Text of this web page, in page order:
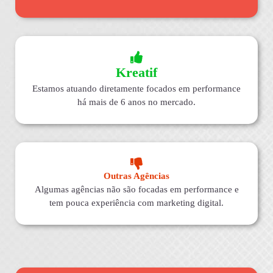
Kreatif
Estamos atuando diretamente focados em performance
há mais de 6 anos no mercado.
Outras Agências
Algumas agências não são focadas em performance e
tem pouca experiência com marketing digital.